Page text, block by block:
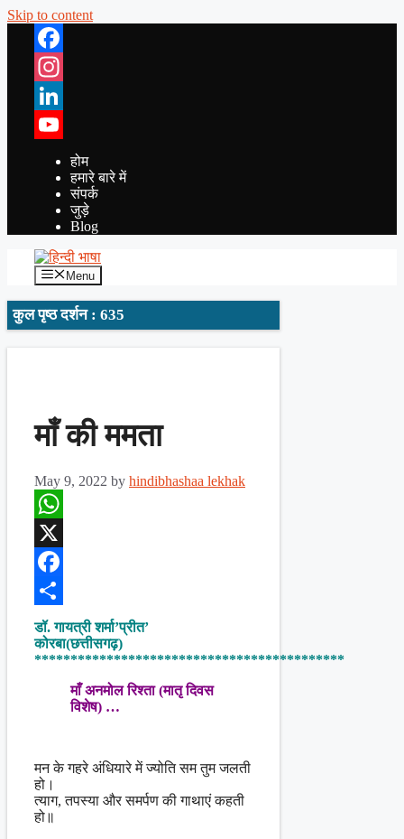
Skip to content
Facebook
Instagram
LinkedIn
YouTube
होम
हमारे बारे में
संपर्क
जुड़े
Blog
Menu
कुल पृष्ठ दर्शन : 635
माँ की ममता
May 9, 2022 by hindibhashaa lekhak
WhatsApp
X
Facebook
Share
डॉ. गायत्री शर्मा’प्रीत’
कोरबा(छत्तीसगढ़)
*******************************************
माँ अनमोल रिश्ता (मातृ दिवस
विशेष) …
मन के गहरे अंधियारे में ज्योति सम तुम जलती
हो।
त्याग, तपस्या और समर्पण की गाथाएं कहती
हो॥